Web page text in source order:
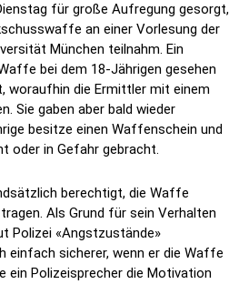
für große Aufregung gesorgt,
an einer Vorlesung der
München teilnahm. Ein
bei dem 18-Jährigen gesehen
woraufhin die Ermittler mit einem
Sie gaben aber bald wieder
besitze einen Waffenschein und
oder in Gefahr gebracht.
berechtigt, die Waffe
Als Grund für sein Verhalten
Polizei «Angstzustände»
einfach sicherer, wenn er die Waffe
ein Polizeisprecher die Motivation